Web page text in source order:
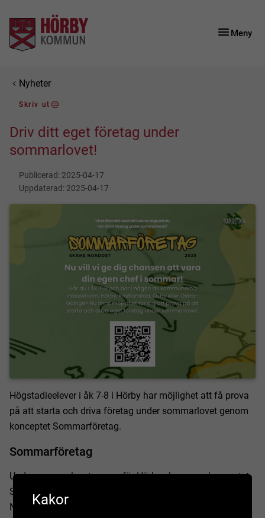
Gå till innehåll
Gå till huvudmeny
Meny
Du är här:
Nyheter
Skriv ut
Driv ditt eget företag under
sommarlovet!
Publicerad: 2025-04-17
Uppdaterad: 2025-04-17
Högstadieelever i åk 7-8 i Hörby har möjlighet att få prova
på att starta och driva företag under sommarlovet genom
konceptet Sommarföretag.
Sommarföretag
Under sommarlovet genomför Hörbys kommun konceptet
Sommarföretag tillsammans med kommunerna i Skåne
Nordost (Kristianstad, Osby, Östra Göinge och
Kakor